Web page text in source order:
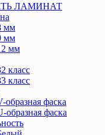
ЛАМИНАТ
мм
мм
мм
класс
класс
образная фаска
образная фаска